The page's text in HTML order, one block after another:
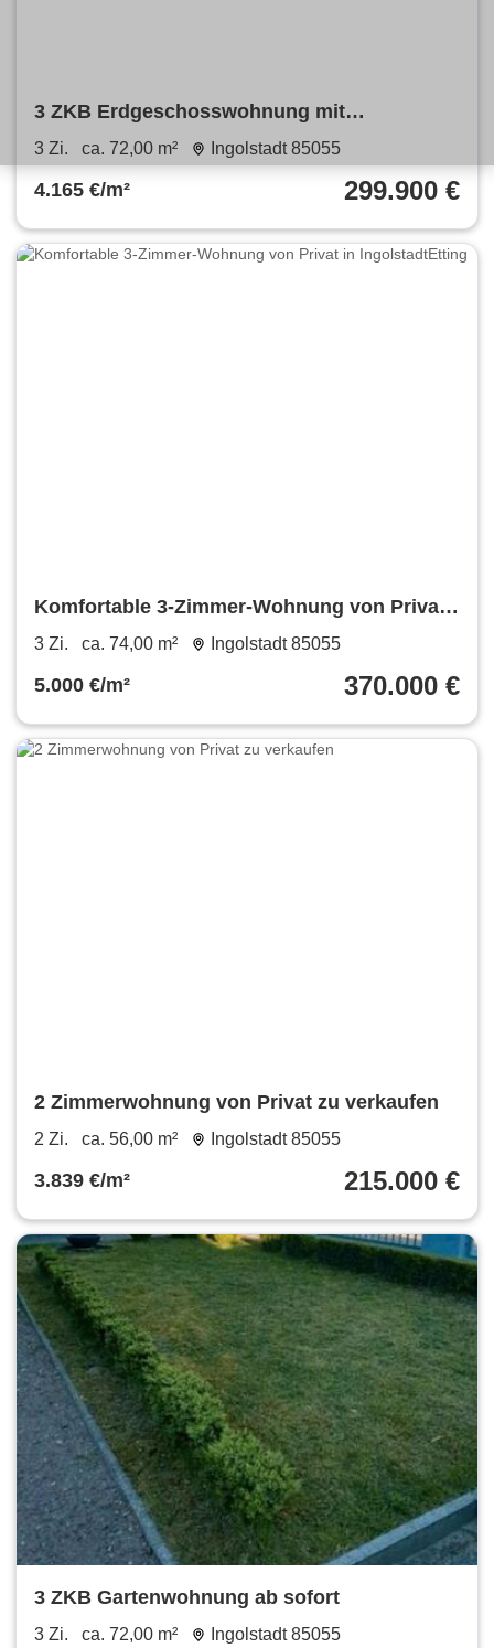
3 ZKB Erdgeschosswohnung mit
Gartenanteil Nähe Audi
3 Zi. ca. 72,00 m² Ingolstadt 85055
4.165 €/m² 299.900 €
Komfortable 3-Zimmer-Wohnung von Privat
in IngolstadtEtting
3 Zi. ca. 74,00 m² Ingolstadt 85055
5.000 €/m² 370.000 €
2 Zimmerwohnung von Privat zu verkaufen
2 Zi. ca. 56,00 m² Ingolstadt 85055
3.839 €/m² 215.000 €
3 ZKB Gartenwohnung ab sofort
3 Zi. ca. 72,00 m² Ingolstadt 85055